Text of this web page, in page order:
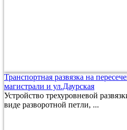
Транспортная развязка на
магистрали и ул.Даурская
Устройство трехуровневой
виде разворотной петли, ...